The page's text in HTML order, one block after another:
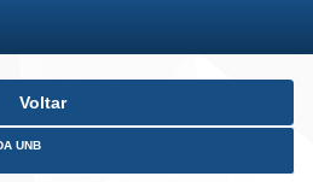
Voltar
UNB